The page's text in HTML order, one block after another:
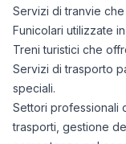
Servizi di tranvie
Funicolari utilizzate
Treni turistici che
Servizi di trasporto
speciali.
Settori professionali
trasporti, gestione